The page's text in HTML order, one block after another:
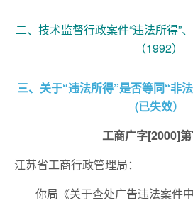
二、技术监督行政案件“违法所得”
（1992）
三、关于“违法所得”是否等同“非
(已失效）
工商广字[2000]
江苏省工商行政管理局：
你局《关于查处广告违法案件